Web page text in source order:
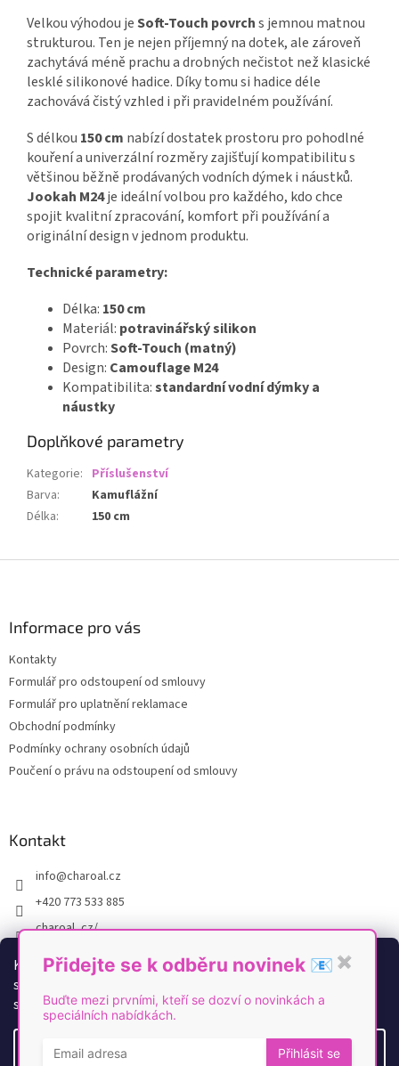
K personalizaci obsahu a reklam, poskytování funkcí
sociálních médií a analýze naší návštěvnosti využíváme
soubory cookies. Více informacízde.
Velkou výhodou jeSoft-Touch povrchs jemnou matnou
strukturou. Ten je nejen příjemný na dotek, ale zároveň
zachytává méně prachu a drobných nečistot než klasické
lesklé silikonové hadice. Díky tomu si hadice déle
zachovává čistý vzhled i při pravidelném používání.
S délkou 150 cm nabízí dostatek prostoru pro pohodlné
kouření a univerzální rozměry zajišťují kompatibilitu s
většinou běžně prodávaných vodních dýmek i náustků.
Jookah M24je ideální volbou pro každého, kdo chce
spojit kvalitní zpracování, komfort při používání a
originální design v jednom produktu.
Technické parametry:
Délka: 150 cm
Materiál: potravinářský silikon
Povrch:Soft-Touch (matný)
Design: Camouflage M24
Kompatibilita:standardní vodní dýmky a
náustky
Doplňkové parametry
Kategorie: Příslušenství
Barva:
Kamuflážní
Délka: 150 cm
Informace pro vás
Kontakty
Formulář pro odstoupení od smlouvy
Formulář pro uplatnění reklamace
Obchodní podmínky
Podmínky ochrany osobních údajů
Poučení o právu na odstoupení od smlouvy
Kontakt
info@charoal.cz
+420 773 533 885
charoal_cz/
https://www.youtube.com/@Charoal
Vytvořil Shoptet
Přidejte se k odběru novinek 📧 ✖
Buďte mezi prvními, kteří se dozví o novinkách a
speciálních nabídkách.
Přihlásit se